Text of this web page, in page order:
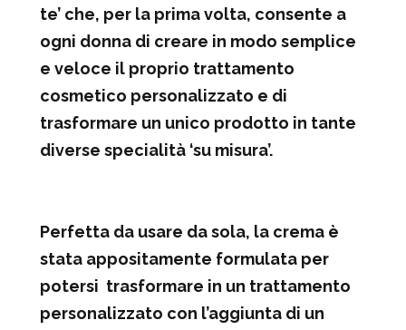
te’ che, per la prima volta, consente a
ogni donna di creare in modo semplice
e veloce il proprio trattamento
cosmetico personalizzato e di
trasformare un unico prodotto in tante
diverse specialità ‘su misura’.
Perfetta da usare da sola, la crema è
stata appositamente formulata per
potersi trasformare in un trattamento
personalizzato con l’aggiunta di un